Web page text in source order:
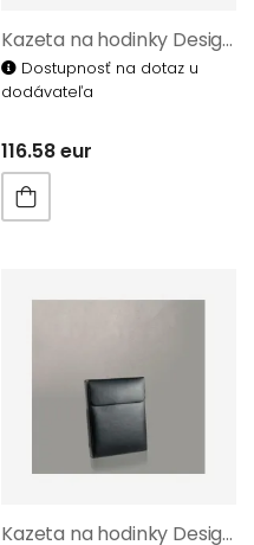
Kazeta na hodinky Designhütte 70019/06
Dostupnosť na dotaz u
dodávateľa
116.58 eur
Kazeta na hodinky Designhütte 70039/38